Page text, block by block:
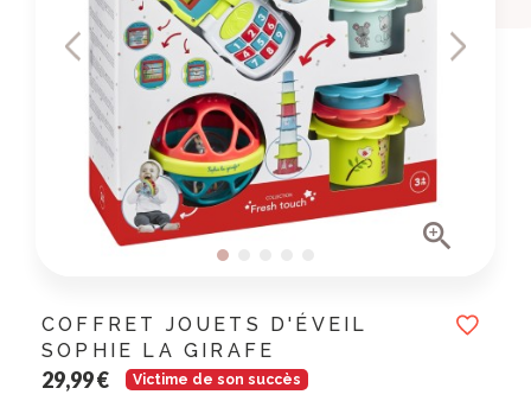

COFFRET JOUETS D'ÉVEIL
SOPHIE LA GIRAFE
29,99 € Victime de son succès